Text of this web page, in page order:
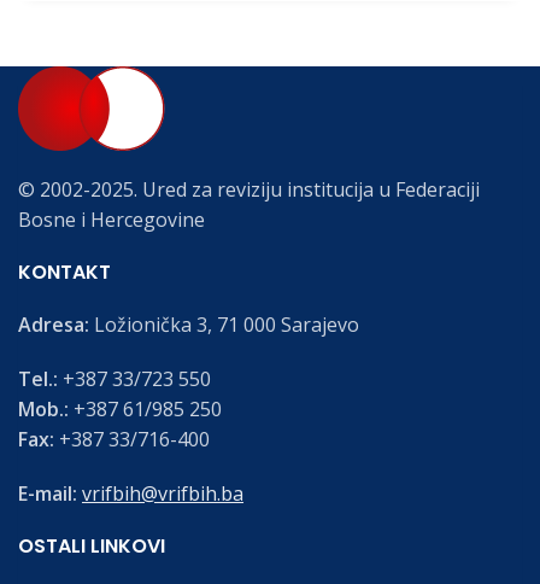
© 2002-2025. Ured za reviziju institucija u Federaciji
Bosne i Hercegovine
KONTAKT
Adresa: Ložionička 3, 71 000 Sarajevo
Tel.: +387 33/723 550
Mob.: +387 61/985 250
Fax: +387 33/716-400
E-mail: vrifbih@vrifbih.ba
OSTALI LINKOVI